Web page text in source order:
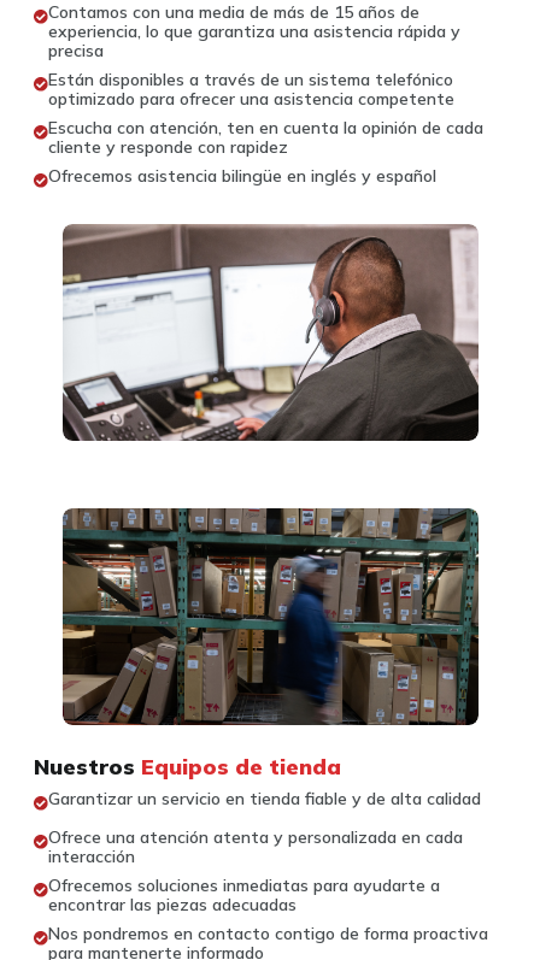
Contamos con una media de más de 15 años de
experiencia, lo que garantiza una asistencia rápida y
precisa
Están disponibles a través de un sistema telefónico
optimizado para ofrecer una asistencia competente
Escucha con atención, ten en cuenta la opinión de cada
cliente y responde con rapidez
Ofrecemos asistencia bilingüe en inglés y español
Nuestros Equipos de tienda
Garantizar un servicio en tienda fiable y de alta calidad
Ofrece una atención atenta y personalizada en cada
interacción
Ofrecemos soluciones inmediatas para ayudarte a
encontrar las piezas adecuadas
Nos pondremos en contacto contigo de forma proactiva
para mantenerte informado